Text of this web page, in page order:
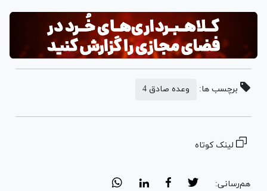
برچسب ها: وعده صادق 4
لینک کوتاه
هم‌رسانی: